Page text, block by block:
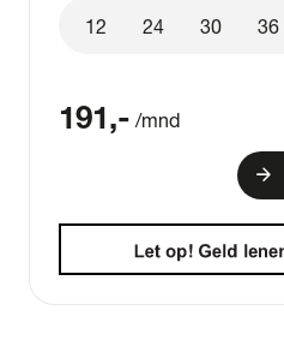
12 24 30 36
191,- /mnd
arrow_forward